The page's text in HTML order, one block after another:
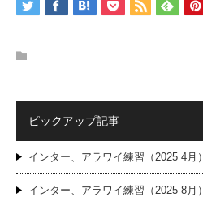
ピックアップ記事
インター、アラワイ練習（2025 4月）
インター、アラワイ練習（2025 8月）